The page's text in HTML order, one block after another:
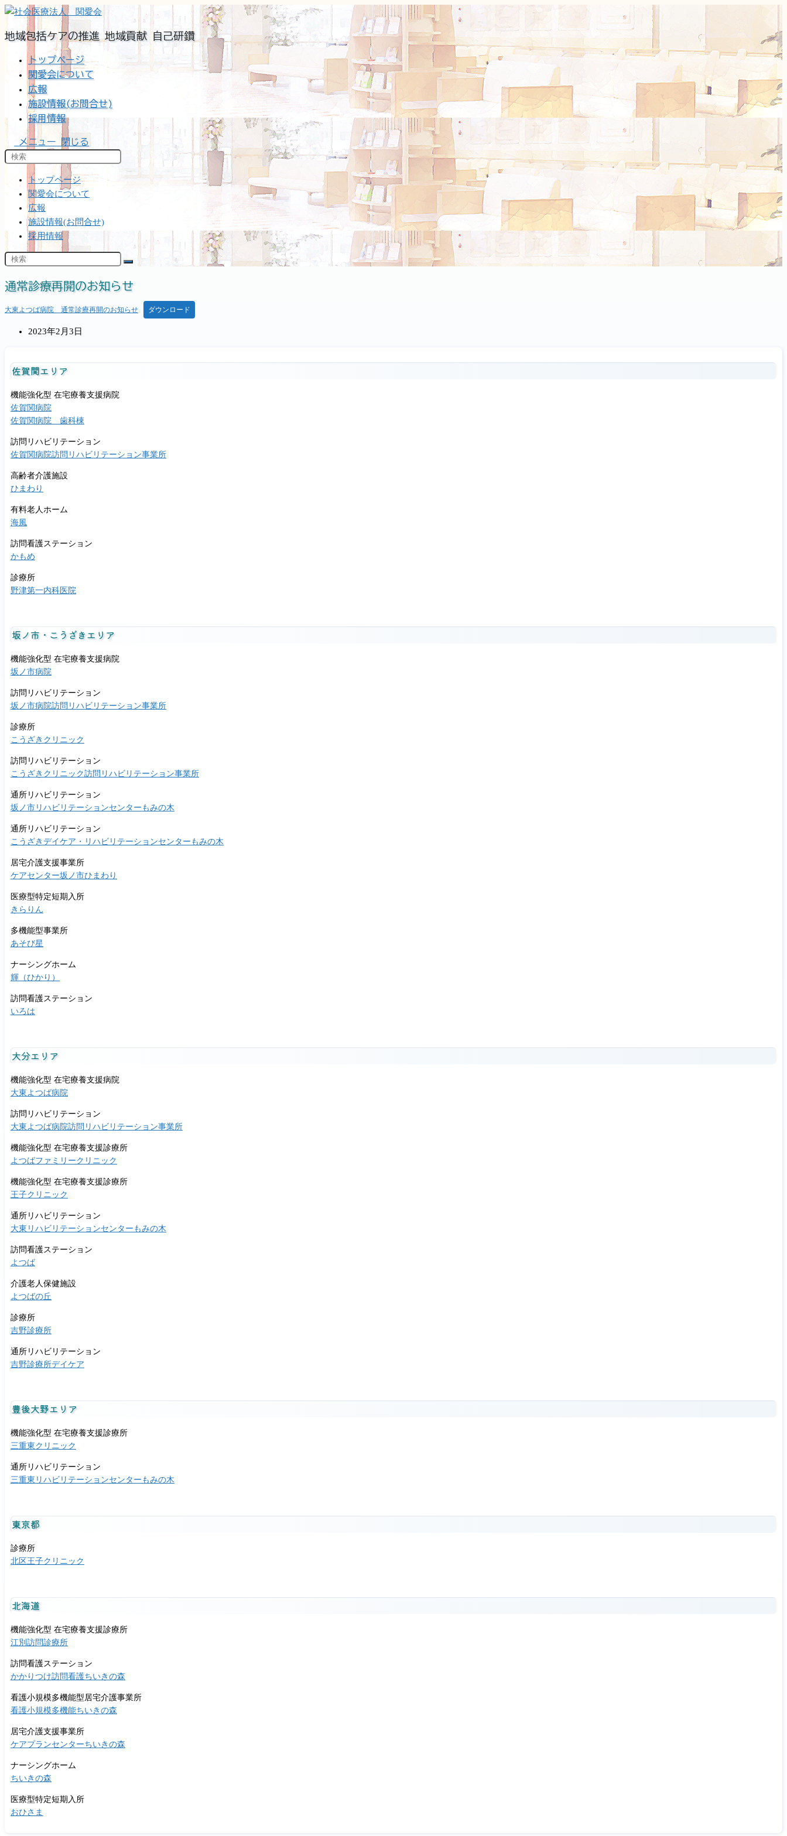
コ
ン
テ
ン
ッ
プ
地域包括ケアの推進 地域貢献 自己研鑽
トップページ
関愛会について
広報
施設情報(お問合せ)
採用情報
メニュー 閉じる
トップページ
関愛会について
広報
施設情報(お問合せ)
採用情報
通常診療再開のお知らせ
大東よつば病院 通常診療再開のお知らせ ダウンロード
投
開
2023年2月3日
佐賀関エリア
機能強化型 在宅療養支援病院
佐賀関病院
佐賀関病院 歯科棟
訪問リハビリテーション
佐賀関病院訪問リハビリテーション事業所
高齢者介護施設
ひまわり
有料老人ホーム
海風
訪問看護ステーション
かもめ
診療所
野津第一内科医院
坂ノ市・こうざきエリア
機能強化型 在宅療養支援病院
坂ノ市病院
訪問リハビリテーション
坂ノ市病院訪問リハビリテーション事業所
診療所
こうざきクリニック
訪問リハビリテーション
こうざきクリニック訪問リハビリテーション事業所
通所リハビリテーション
坂ノ市リハビリテーションセンターもみの木
通所リハビリテーション
こうざきデイケア・リハビリテーションセンターもみの木
居宅介護支援事業所
ケアセンター坂ノ市ひまわり
医療型特定短期入所
きらりん
多機能型事業所
あそび星
ナーシングホーム
輝（ひかり）
訪問看護ステーション
いろは
大分エリア
機能強化型 在宅療養支援病院
大東よつば病院
訪問リハビリテーション
大東よつば病院訪問リハビリテーション事業所
機能強化型 在宅療養支援診療所
よつばファミリークリニック
機能強化型 在宅療養支援診療所
王子クリニック
通所リハビリテーション
大東リハビリテーションセンターもみの木
訪問看護ステーション
よつば
介護老人保健施設
よつばの丘
診療所
吉野診療所
通所リハビリテーション
吉野診療所デイケア
豊後大野エリア
機能強化型 在宅療養支援診療所
三重東クリニック
通所リハビリテーション
三重東リハビリテーションセンターもみの木
東京都
診療所
北区王子クリニック
北海道
機能強化型 在宅療養支援診療所
江別訪問診療所
訪問看護ステーション
かかりつけ訪問看護ちいきの森
看護小規模多機能型居宅介護事業所
看護小規模多機能ちいきの森
居宅介護支援事業所
ケアプランセンターちいきの森
ナーシングホーム
ちいきの森
医療型特定短期入所
おひさま